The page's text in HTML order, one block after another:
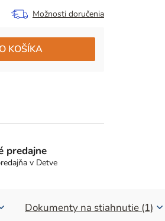
Možnosti doručenia
KOŠÍKA
predajne
v Detve
Dokumenty na stiahnutie (1)